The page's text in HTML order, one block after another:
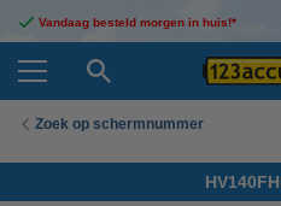
Vandaag besteld morgen in huis!*
Zoek op schermnummer